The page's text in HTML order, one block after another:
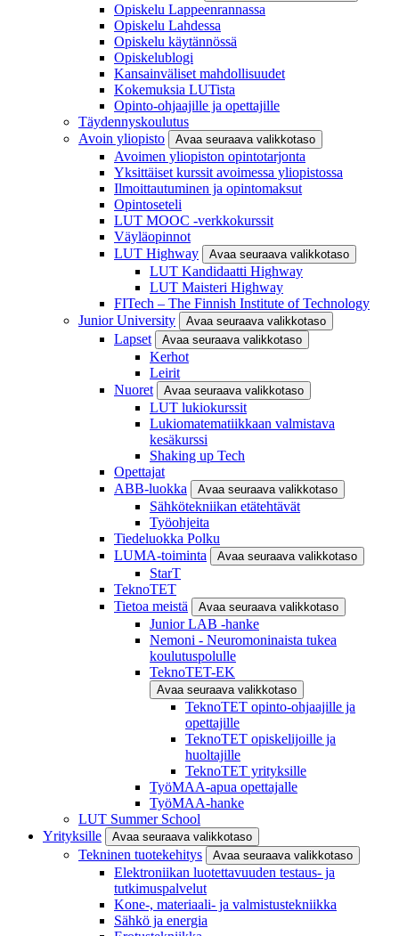
Opiskelu Lappeenrannassa
Opiskelu Lahdessa
Opiskelu käytännössä
Opiskelublogi
Kansainväliset mahdollisuudet
Kokemuksia LUTista
Opinto-ohjaajille ja opettajille
Täydennyskoulutus
Avoin yliopisto
Avaa seuraava valikkotaso
Avoimen yliopiston opintotarjonta
Yksittäiset kurssit avoimessa yliopistossa
Ilmoittautuminen ja opintomaksut
Opintoseteli
LUT MOOC -verkkokurssit
Väyläopinnot
LUT Highway
Avaa seuraava valikkotaso
LUT Kandidaatti Highway
LUT Maisteri Highway
FITech – The Finnish Institute of Technology
Junior University
Avaa seuraava valikkotaso
Lapset Avaa seuraava valikkotaso
Kerhot
Leirit
Nuoret
Avaa seuraava valikkotaso
LUT lukiokurssit
Lukiomatematiikkaan valmistava
kesäkurssi
Shaking up Tech
Opettajat
ABB-luokka
Avaa seuraava valikkotaso
Sähkötekniikan etätehtävät
Työohjeita
Tiedeluokka Polku
LUMA-toiminta
Avaa seuraava valikkotaso
StarT
TeknoTET
Tietoa meistä
Avaa seuraava valikkotaso
Junior LAB -hanke
Nemoni - Neuromoninaista tukea
koulutuspolulle
TeknoTET-EK
Avaa seuraava valikkotaso
TeknoTET opinto-ohjaajille ja
opettajille
TeknoTET opiskelijoille ja
huoltajille
TeknoTET yrityksille
TyöMAA-apua opettajalle
TyöMAA-hanke
LUT Summer School
Yrityksille
Avaa seuraava valikkotaso
Tekninen tuotekehitys Avaa seuraava valikkotaso
Elektroniikan luotettavuuden testaus- ja
tutkimuspalvelut
Kone-, materiaali- ja valmistustekniikka
Sähkö ja energia